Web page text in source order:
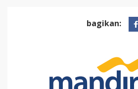
bagikan: